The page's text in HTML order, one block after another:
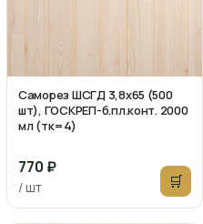
Саморез ШСГД 3,8х65 (500
шт), ГОСКРЕП-б.пл.конт. 2000
мл (тк=4)
770 ₽
/ шт 🛒